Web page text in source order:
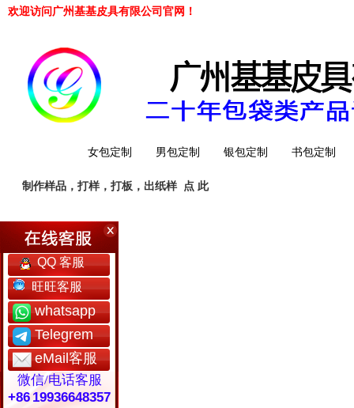
欢迎访问广州基基皮具有限公司官网！
女包定制 男包定制 银包定制 书包定制
工厂简介
制作样品，打样，打板，出纸样 点 此
QQ 客服
旺旺客服
whatsapp
Telegrem
eMail客服
微信/电话客服
+86 19936648357